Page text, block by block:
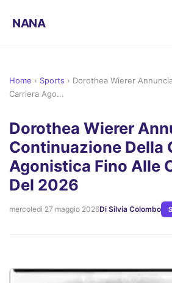
NANA
Home › Sports › Dorothea Wierer
Carriera Ago...
Dorothea Wierer
Continuazione Della
Agonistica Fino Alle
Del 2026
mercoledì 27 maggio 2026Di Silvia Colombo